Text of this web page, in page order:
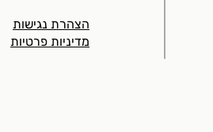
הצהרת נגישות
מדיניות פרטיות